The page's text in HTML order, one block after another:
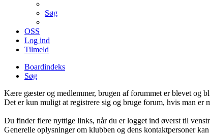
Søg
OSS
Log ind
Tilmeld
Boardindeks
Søg
Kære gæster og medlemmer, brugen af forummet er blevet og
Det er kun muligt at registrere sig og bruge forum, hvis man er
Du finder flere nyttige links, når du er logget ind øverst til
Generelle oplysninger om klubben og dens kontaktpersoner